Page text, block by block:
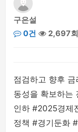
구은설
0건
2,697회
점검하고 향후
동성을 확보하는
인하 #2025경제
정책 #경기둔화